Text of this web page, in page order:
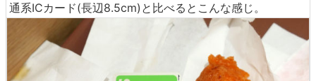
通系ICカード(長辺8.5cm)と比べるとこんな感じ。